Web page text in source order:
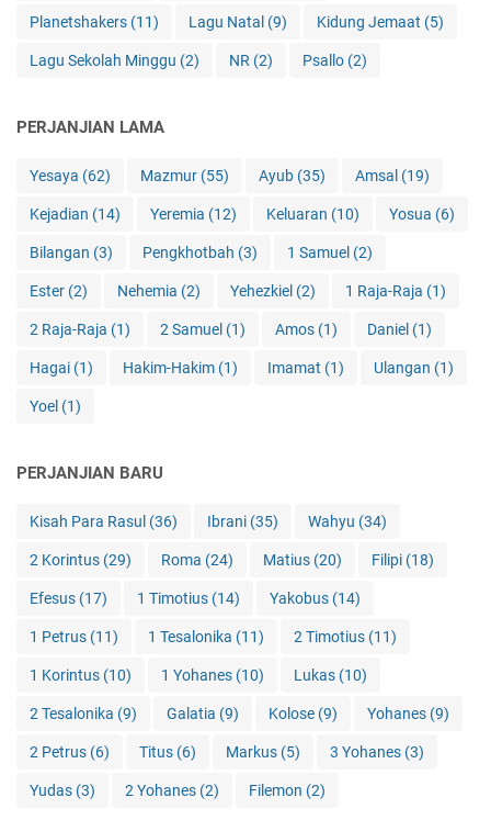
Planetshakers (11) Lagu Natal (9) Kidung Jemaat (5)
Lagu Sekolah Minggu (2) NR (2) Psallo (2)
PERJANJIAN LAMA
Yesaya (62) Mazmur (55) Ayub (35) Amsal (19)
Kejadian (14) Yeremia (12) Keluaran (10) Yosua (6)
Bilangan (3) Pengkhotbah (3) 1 Samuel (2)
Ester (2) Nehemia (2) Yehezkiel (2) 1 Raja-Raja (1)
2 Raja-Raja (1) 2 Samuel (1) Amos (1) Daniel (1)
Hagai (1) Hakim-Hakim (1) Imamat (1) Ulangan (1)
Yoel (1)
PERJANJIAN BARU
Kisah Para Rasul (36) Ibrani (35) Wahyu (34)
2 Korintus (29) Roma (24) Matius (20) Filipi (18)
Efesus (17) 1 Timotius (14) Yakobus (14)
1 Petrus (11) 1 Tesalonika (11) 2 Timotius (11)
1 Korintus (10) 1 Yohanes (10) Lukas (10)
2 Tesalonika (9) Galatia (9) Kolose (9) Yohanes (9)
2 Petrus (6) Titus (6) Markus (5) 3 Yohanes (3)
Yudas (3) 2 Yohanes (2) Filemon (2)